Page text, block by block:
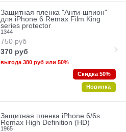
Защитная пленка "Анти-шпион"
для iPhone 6 Remax Film King
series protector
1344
750 руб
370 руб
выгода380 рубили 50%
Скидка 50%
Новинка
Защитная пленка iPhone 6/6s
Remax High Definition (HD)
1965